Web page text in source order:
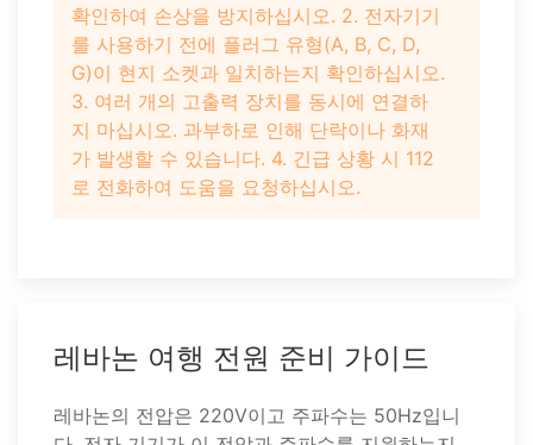
확인하여 손상을 방지하십시오. 2. 전자기기
를 사용하기 전에 플러그 유형(A, B, C, D,
G)이 현지 소켓과 일치하는지 확인하십시오.
3. 여러 개의 고출력 장치를 동시에 연결하
지 마십시오. 과부하로 인해 단락이나 화재
가 발생할 수 있습니다. 4. 긴급 상황 시 112
로 전화하여 도움을 요청하십시오.
레바논 여행 전원 준비 가이드
레바논의 전압은 220V이고 주파수는 50Hz입니